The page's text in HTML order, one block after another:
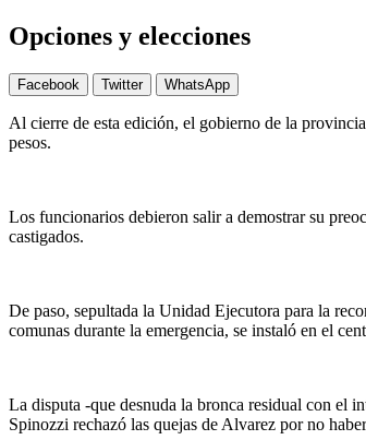
Opciones y elecciones
Facebook Twitter WhatsApp
Al cierre de esta edición, el gobierno de la
pesos.
Los funcionarios debieron salir a demostrar su
castigados.
De paso, sepultada la Unidad Ejecutora para la
comunas durante la emergencia, se instaló en el
La disputa -que desnuda la bronca residual con el
Spinozzi rechazó las quejas de Alvarez por no